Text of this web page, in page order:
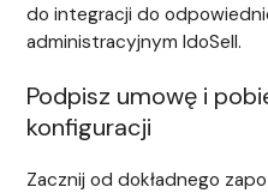
do integracji do
administracyjnym IdoSell.
Podpisz umowę i
konfiguracji
Zacznij od dokładnego